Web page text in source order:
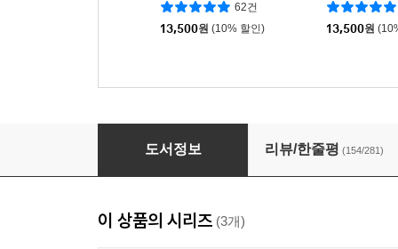
62건
13,500원 (10% 할인) 13,500원
강성태 66일 공부법
도서정보 리뷰/한줄평 (154/281)
이 상품의 시리즈 (3개)